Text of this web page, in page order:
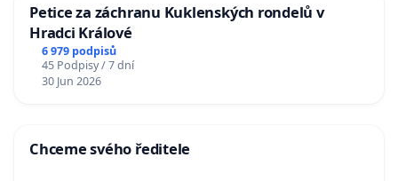
Petice za záchranu Kuklenských rondelů v
Hradci Králové
6 979 podpisů
45 Podpisy / 7 dní
30 Jun 2026
Chceme svého ředitele